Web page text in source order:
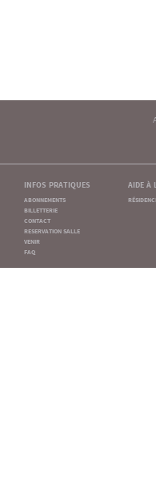
infos pratiques
abonnements
billetterie
contact
reservation salle
venir
faq
aide